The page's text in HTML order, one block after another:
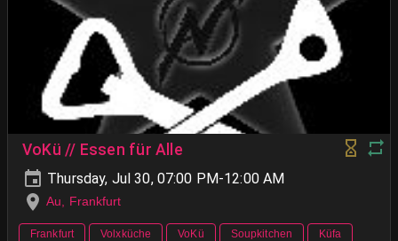
VoKü // Essen für Alle
Thursday, Jul 30, 07:00 PM-12:00 AM
Au, Frankfurt
Frankfurt Volxküche VoKü Soupkitchen Küfa